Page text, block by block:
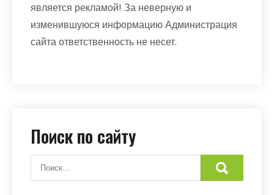
является рекламой! За неверную и
изменившуюся информацию Администрация
сайта ответственность не несет.
Поиск по сайту